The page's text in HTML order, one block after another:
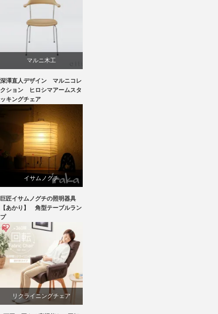
マルニ木工
深澤直人
深澤直人デザイン マルニコレ
クション ヒロシマアームスタ
ッキングチェア
イサムノグチ
国産
照明器具
巨匠イサムノグチの照明器具
【あかり】 角型テーブルラン
プ
リクライニングチェア